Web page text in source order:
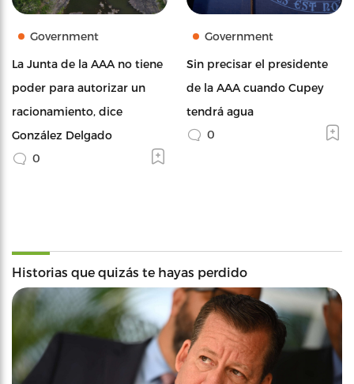
Government
La Junta de la AAA no tiene
poder para autorizar un
racionamiento, dice
González Delgado
0
Government
Sin precisar el presidente
de la AAA cuando Cupey
tendrá agua
0
Historias que quizás te hayas perdido